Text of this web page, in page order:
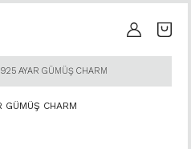
925 AYAR GÜMÜŞ CHARM